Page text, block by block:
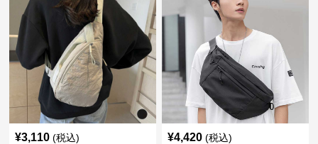
¥3,110 (税込) ¥4,420 (税込)